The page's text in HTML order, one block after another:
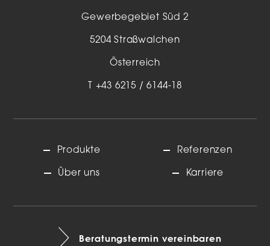
Gewerbegebiet Süd 2
5204 Straßwalchen
Österreich
+43 6215 / 6144-18
Produkte
Über uns
Referenzen
Karriere
Beratungstermin vereinbaren